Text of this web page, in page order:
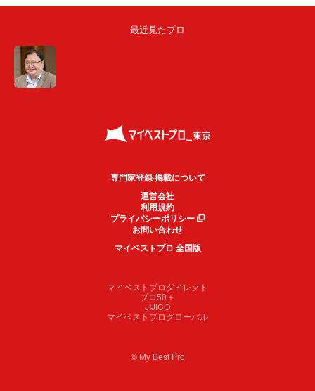
最近見たプロ
専門家登録·掲載について
運営会社
利用規約
プライバシーポリシー
お問い合わせ
マイベストプロ 全国版
マイベストプロダイレクト
プロ50＋
JIJICO
マイベストプログローバル
© My Best Pro